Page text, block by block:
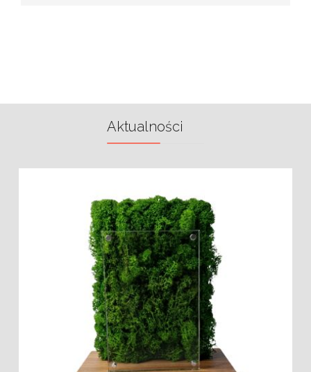
Aktualności